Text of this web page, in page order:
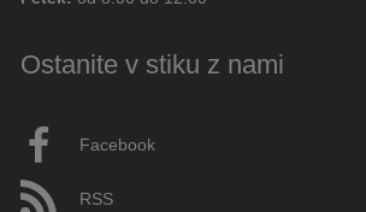
Ostanite v stiku z nami
Facebook
RSS